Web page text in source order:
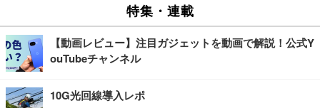
特集・連載
【動画レビュー】注目ガジェットを動画で解説！公式Y
ouTubeチャンネル
10G光回線導入レポ